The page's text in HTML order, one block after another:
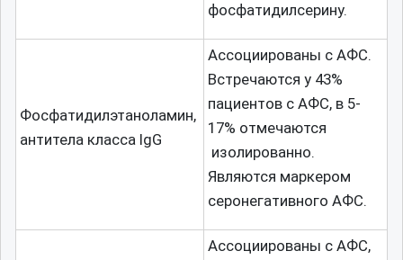
фосфатидилсерину.
Фосфатидилэтаноламин,
антитела класса IgG
Ассоциированы с АФС.
Встречаются у 43%
пациентов с АФС, в 5-
17% отмечаются
изолированно.
Являются маркером
серонегативного АФС.
Ассоциированы с АФС,